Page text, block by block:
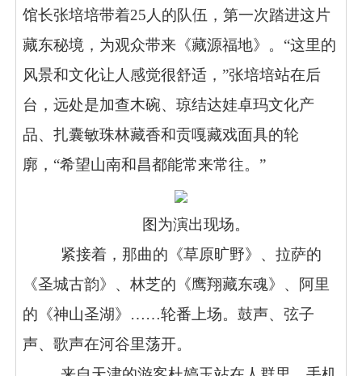
馆长张培培带着25人的队伍，第一次踏进这片
藏东秘境，为观众带来《藏源福地》。“这里的
风景和文化让人感觉很舒适，”张培培站在后
台，远处是加查木碗、琼结达娃卓玛文化产
品、扎囊敏珠林藏香和贡嘎藏戏面具的轮
廓，“希望山南和昌都能常来常往。”
图为演出现场。
紧接着，那曲的《草原旷野》、拉萨的
《圣城古韵》、林芝的《鹰翔藏东魂》、阿里
的《神山圣湖》……轮番上场。鼓声、弦子
声、歌声在河谷里荡开。